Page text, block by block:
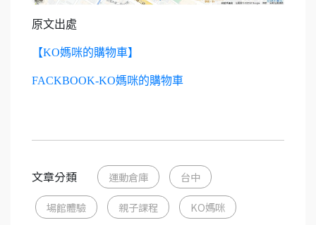
原文出處
【KO媽咪的購物車】
FACKBOOK-KO媽咪的購物車
文章分類 運動倉庫 台中
場館體驗 親子課程 KO媽咪